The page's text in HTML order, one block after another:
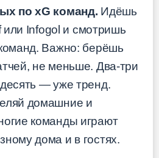
по xG команд. Идёшь
или Infogol и смотришь
Важно: берёшь
не меньше. Два-три
— уже тренд.
домашние и
команды играют
дома и в гостях.